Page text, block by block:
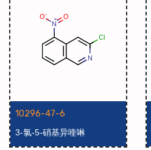
10296-47-6
3-氯-5-硝基异喹啉